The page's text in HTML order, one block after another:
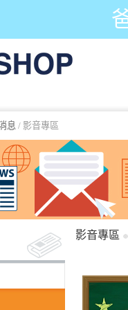
息 / 影音專區
影音專區